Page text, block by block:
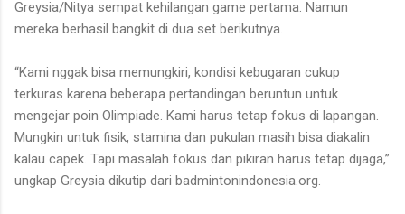
Greysia/Nitya sempat kehilangan game pertama. Namun
mereka berhasil bangkit di dua set berikutnya.
“Kami nggak bisa memungkiri, kondisi kebugaran cukup
terkuras karena beberapa pertandingan beruntun untuk
mengejar poin Olimpiade. Kami harus tetap fokus di lapangan.
Mungkin untuk fisik, stamina dan pukulan masih bisa diakalin
kalau capek. Tapi masalah fokus dan pikiran harus tetap dijaga,”
ungkap Greysia dikutip dari badmintonindonesia.org